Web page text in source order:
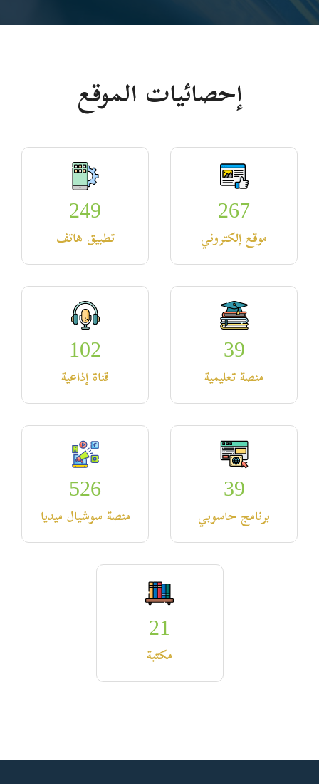
إحصائيات الموقع
267
موقع إلكتروني
249
تطبيق هاتف
39
منصة تعليمية
102
قناة إذاعية
39
برنامج حاسوبي
526
منصة سوشيال ميديا
21
مكتبة